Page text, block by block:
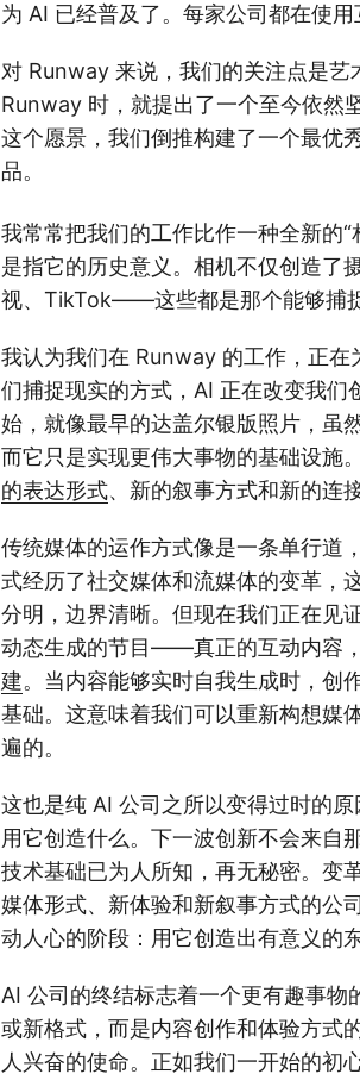
为 AI 已经普及了。每家公司都在使
对 Runway 来说，我们的关注点是
Runway 时，就提出了一个至今依然
这个愿景，我们倒推构建了一个最优
品。
我常常把我们的工作比作一种全新的“
是指它的历史意义。相机不仅创造了
视、TikTok——这些都是那个能够捕
我认为我们在 Runway 的工作，正
们捕捉现实的方式，AI 正在改变我
始，就像最早的达盖尔银版照片，虽
而它只是实现更伟大事物的基础设施
的表达形式、新的叙事方式和新的连
传统媒体的运作方式像是一条单行道
式经历了社交媒体和流媒体的变革，
分明，边界清晰。但现在我们正在见
动态生成的节目——真正的互动内容
建。当内容能够实时自我生成时，创
基础。这意味着我们可以重新构想媒
遍的。
这也是纯 AI 公司之所以变得过时的
用它创造什么。下一波创新不会来自
技术基础已为人所知，再无秘密。变
媒体形式、新体验和新叙事方式的公
动人心的阶段：用它创造出有意义的东
AI 公司的终结标志着一个更有趣事物
或新格式，而是内容创作和体验方式
人兴奋的使命。正如我们一开始的初